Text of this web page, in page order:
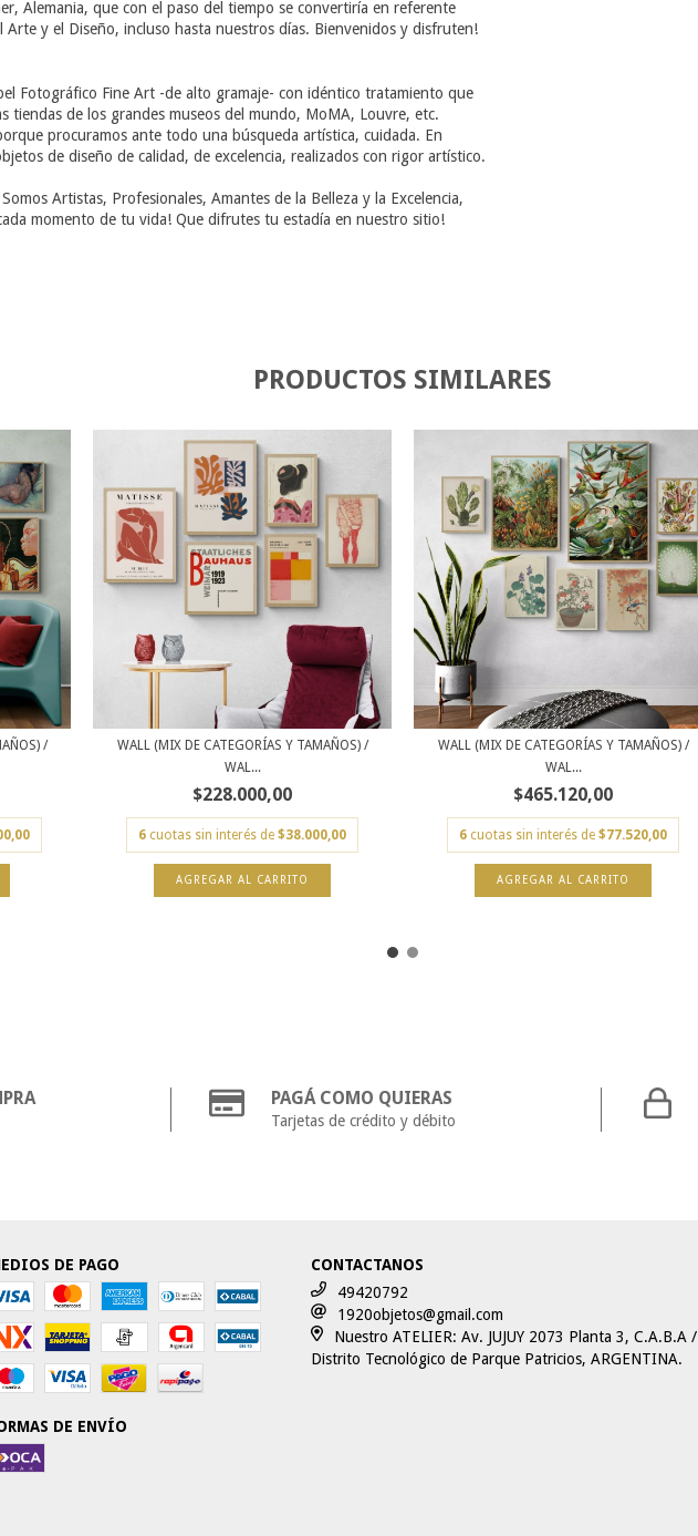
Alemania, que con el paso del tiempo se convertiría en referente
y el Diseño, incluso hasta nuestros días. Bienvenidos y disfruten!
Fotográfico Fine Art -de alto gramaje- con idéntico tratamiento que
tiendas de los grandes museos del mundo, MoMA, Louvre, etc.
procuramos ante todo una búsqueda artística, cuidada. En
de diseño de calidad, de excelencia, realizados con rigor artístico.
Artistas, Profesionales, Amantes de la Belleza y la Excelencia,
momento de tu vida! Que difrutes tu estadía en nuestro sitio!
PRODUCTOS SIMILARES
/
WALL (MIX DE CATEGORÍAS Y TAMAÑOS) /
WAL...
$228.000,00
6 cuotas sin interés de $38.000,00
WALL (MIX DE CATEGORÍAS Y TAMAÑOS) /
WAL...
$465.120,00
6 cuotas sin interés de $77.520,00
PAGÁ COMO QUIERAS
Tarjetas de crédito y débito
DE PAGO
DE ENVÍO
CONTACTANOS
49420792
1920objetos@gmail.com
Nuestro ATELIER: Av. JUJUY 2073 Planta 3, C.A.B.A /
Distrito Tecnológico de Parque Patricios, ARGENTINA.